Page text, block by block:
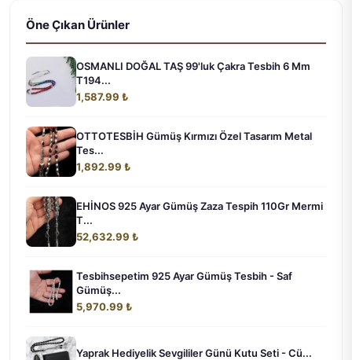
Öne Çıkan Ürünler
OSMANLI DOĞAL TAŞ 99'luk Çakra Tesbih 6 Mm
T194...
1,587.99 ₺
OTTOTESBİH Gümüş Kırmızı Özel Tasarım Metal
Tes...
1,892.99 ₺
EHİNOS 925 Ayar Gümüş Zaza Tespih 110Gr Mermi
T...
52,632.99 ₺
Tesbihsepetim 925 Ayar Gümüş Tesbih - Saf
Gümüş...
5,970.99 ₺
Yaprak Hediyelik Sevgililer Günü Kutu Seti - Cü...